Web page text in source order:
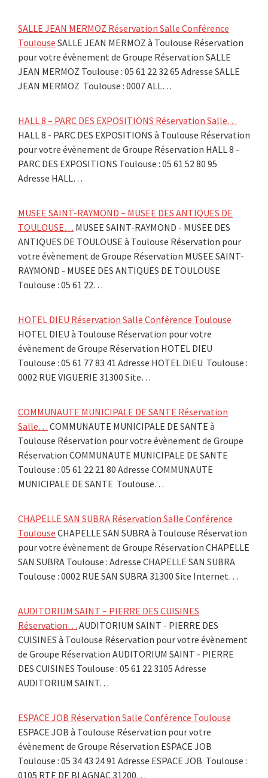
SALLE JEAN MERMOZ Réservation Salle Conférence
Toulouse SALLE JEAN MERMOZ à Toulouse Réservation
pour votre évènement de Groupe Réservation SALLE
JEAN MERMOZ Toulouse : 05 61 22 32 65 Adresse SALLE
JEAN MERMOZ Toulouse : 0007 ALL…
HALL 8 – PARC DES EXPOSITIONS Réservation Salle…
HALL 8 - PARC DES EXPOSITIONS à Toulouse Réservation
pour votre évènement de Groupe Réservation HALL 8 -
PARC DES EXPOSITIONS Toulouse : 05 61 52 80 95
Adresse HALL…
MUSEE SAINT-RAYMOND – MUSEE DES ANTIQUES DE
TOULOUSE… MUSEE SAINT-RAYMOND - MUSEE DES
ANTIQUES DE TOULOUSE à Toulouse Réservation pour
votre évènement de Groupe Réservation MUSEE SAINT-
RAYMOND - MUSEE DES ANTIQUES DE TOULOUSE
Toulouse : 05 61 22…
HOTEL DIEU Réservation Salle Conférence Toulouse
HOTEL DIEU à Toulouse Réservation pour votre
évènement de Groupe Réservation HOTEL DIEU
Toulouse : 05 61 77 83 41 Adresse HOTEL DIEU Toulouse :
0002 RUE VIGUERIE 31300 Site…
COMMUNAUTE MUNICIPALE DE SANTE Réservation
Salle… COMMUNAUTE MUNICIPALE DE SANTE à
Toulouse Réservation pour votre évènement de Groupe
Réservation COMMUNAUTE MUNICIPALE DE SANTE
Toulouse : 05 61 22 21 80 Adresse COMMUNAUTE
MUNICIPALE DE SANTE Toulouse…
CHAPELLE SAN SUBRA Réservation Salle Conférence
Toulouse CHAPELLE SAN SUBRA à Toulouse Réservation
pour votre évènement de Groupe Réservation CHAPELLE
SAN SUBRA Toulouse : Adresse CHAPELLE SAN SUBRA
Toulouse : 0002 RUE SAN SUBRA 31300 Site Internet…
AUDITORIUM SAINT – PIERRE DES CUISINES
Réservation… AUDITORIUM SAINT - PIERRE DES
CUISINES à Toulouse Réservation pour votre évènement
de Groupe Réservation AUDITORIUM SAINT - PIERRE
DES CUISINES Toulouse : 05 61 22 3105 Adresse
AUDITORIUM SAINT…
ESPACE JOB Réservation Salle Conférence Toulouse
ESPACE JOB à Toulouse Réservation pour votre
évènement de Groupe Réservation ESPACE JOB
Toulouse : 05 34 43 24 91 Adresse ESPACE JOB Toulouse :
0105 RTE DE BLAGNAC 31200…